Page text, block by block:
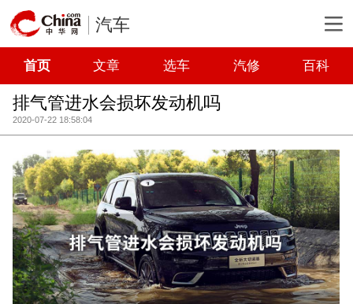
汽车
首页 文章 选车 汽修 百科
排气管进水会损坏发动机吗
2020-07-22 18:58:04